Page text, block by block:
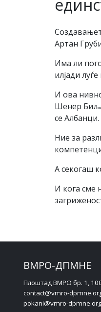
Артан
Има ли
илјади
И ова
Шенер
се Aлбанци.
Ние за
А секогаш
И кога сме
ВМРО-ДПМНЕ
Плоштад ВМРО бр. 1,
contact@vmro-
pokani@vmro-